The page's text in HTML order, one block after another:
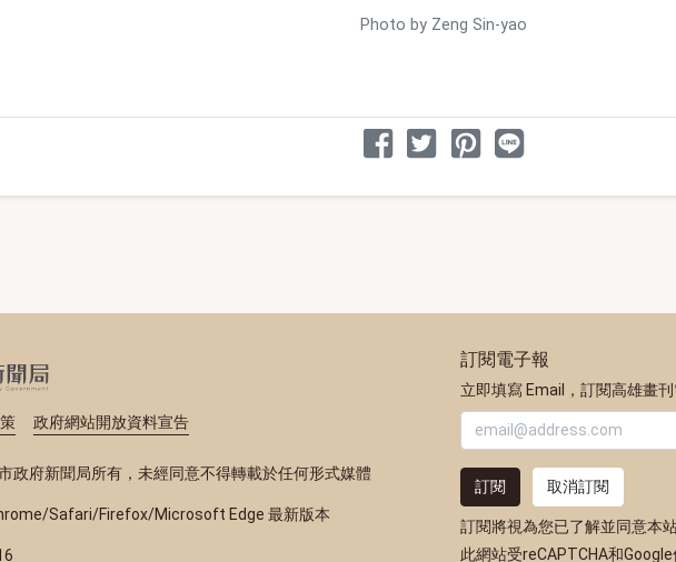
Photo by Zeng Sin-yao
分享到 Facebook
分享到 Twitter
分享到 Pinterest
分享到 Line
政府網站開放資料宣告
政府新聞局所有，未經同意不得轉載於任何形式媒體
Safari/Firefox/Microsoft Edge 最新版本
訂閱電子報
立即填寫 Email，訂閱高雄畫
訂閱 取消訂閱
訂閱將視為您已了解並同意本
此網站受reCAPTCHA和